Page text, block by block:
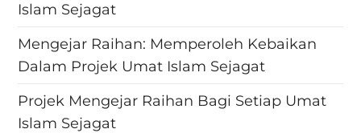
Islam Sejagat
Mengejar Raihan: Memperoleh Kebaikan
Dalam Projek Umat Islam Sejagat
Projek Mengejar Raihan Bagi Setiap Umat
Islam Sejagat